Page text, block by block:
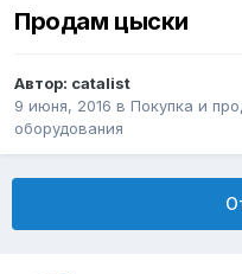
Продам цыски
Автор: catalist
9 июня, 2016 в Покупка и
оборудования